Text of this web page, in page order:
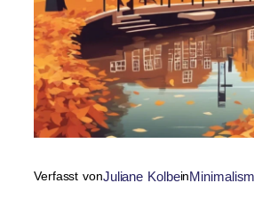
Verfasst vonJuliane Kolbein